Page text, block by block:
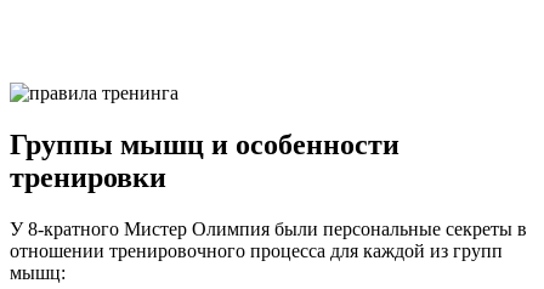
Группы мышц и особенности
тренировки
У 8-кратного Мистер Олимпия были персональные секреты в
отношении тренировочного процесса для каждой из групп
мышц: